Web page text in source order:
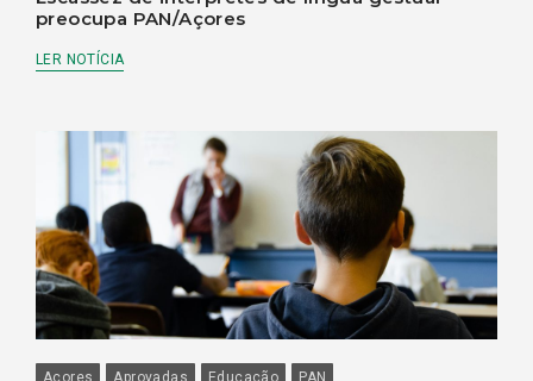
preocupa PAN/Açores
LER NOTÍCIA
Açores Aprovadas Educação
PAN